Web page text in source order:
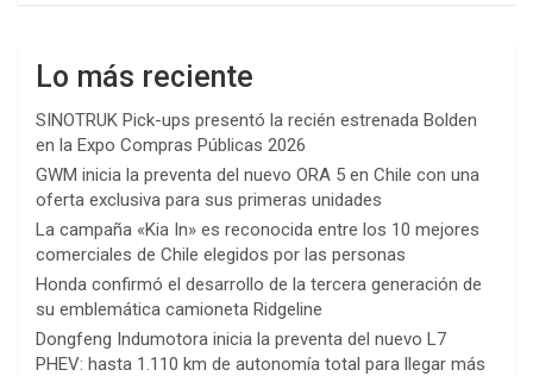
Lo más reciente
SINOTRUK Pick-ups presentó la recién estrenada Bolden
en la Expo Compras Públicas 2026
GWM inicia la preventa del nuevo ORA 5 en Chile con una
oferta exclusiva para sus primeras unidades
La campaña «Kia In» es reconocida entre los 10 mejores
comerciales de Chile elegidos por las personas
Honda confirmó el desarrollo de la tercera generación de
su emblemática camioneta Ridgeline
Dongfeng Indumotora inicia la preventa del nuevo L7
PHEV: hasta 1.110 km de autonomía total para llegar más